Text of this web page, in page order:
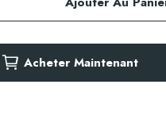
Acheter Maintenant